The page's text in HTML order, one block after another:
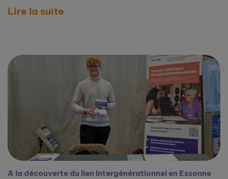
Lire la suite
A la découverte du lien intergénérationnel en Essonne